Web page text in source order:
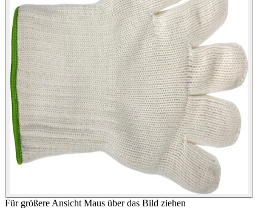
Für größere Ansicht Maus über das Bild ziehen